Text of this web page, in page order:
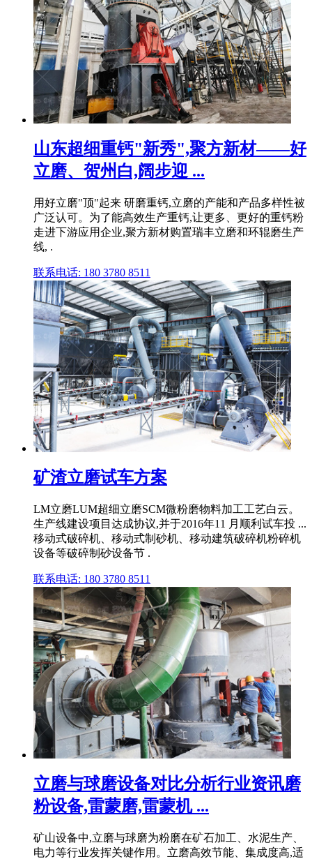
山东超细重钙"新秀",聚方新材——好
立磨、贺州白,阔步迎 ...
用好立磨"顶"起来 研磨重钙,立磨的产能和产品多样性被
广泛认可。为了能高效生产重钙,让更多、更好的重钙粉
走进下游应用企业,聚方新材购置瑞丰立磨和环辊磨生产
线, .
联系电话: 180 3780 8511
矿渣立磨试车方案
LM立磨LUM超细立磨SCM微粉磨物料加工工艺白云。
生产线建设项目达成协议,并于2016年11 月顺利试车投 ...
移动式破碎机、移动式制砂机、移动建筑破碎机粉碎机
设备等破碎制砂设备节 .
联系电话: 180 3780 8511
立磨与球磨设备对比分析行业资讯磨
粉设备,雷蒙磨,雷蒙机 ...
矿山设备中,立磨与球磨为粉磨在矿石加工、水泥生产、
电力等行业发挥关键作用。立磨高效节能、集成度高,适